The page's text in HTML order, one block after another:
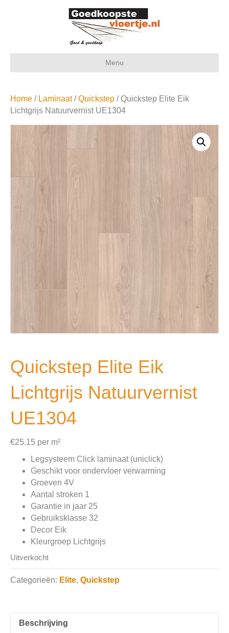
Menu
Home / Laminaat/Quickstep / Quickstep Elite Eik
Lichtgrijs Natuurvernist UE1304
Quickstep Elite Eik
Lichtgrijs Natuurvernist
UE1304
€25.15 per m²
Legsysteem Click laminaat (uniclick)
Geschikt voor ondervloer verwarming
Groeven 4V
Aantal stroken 1
Garantie in jaar 25
Gebruiksklasse 32
Decor Eik
Kleurgroep Lichtgrijs
Uitverkocht
Categorieën: Elite, Quickstep
Beschrijving